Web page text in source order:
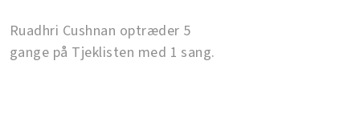
Ruadhri Cushnan optræder 5
gange på Tjeklisten med 1 sang.